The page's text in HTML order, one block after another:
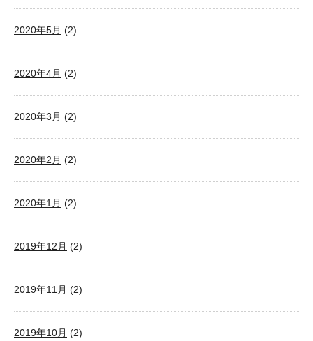
2020年5月 (2)
2020年4月 (2)
2020年3月 (2)
2020年2月 (2)
2020年1月 (2)
2019年12月 (2)
2019年11月 (2)
2019年10月 (2)